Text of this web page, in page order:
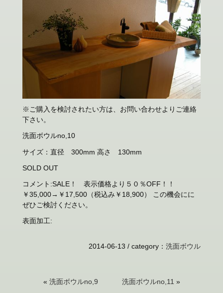
※ご購入を検討されたい方は、お問い合わせよりご連絡
下さい。
洗面ボウルno,10
サイズ：直径 300mm 高さ 130mm
SOLD OUT
コメント:SALE！ 表示価格より５０％OFF！！
￥35,000→￥17,500（税込み￥18,900） この機会にに
ぜひご検討ください。
表面加工:
2014-06-13 /category ：洗面ボウル
« 洗面ボウルno,9 洗面ボウルno,11 »